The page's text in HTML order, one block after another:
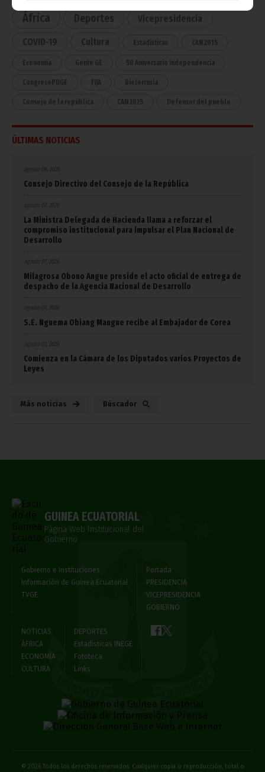
África
Deportes Vicepresidencia
COVID-19 Cultura Estadísticas CAN 2015
Economía Gente GE 50 Aniversario Independencia
CongresoPDGE FIJA Bielorrusia
Consejo de la república CAN 2025 Defensor del pueblo
ÚLTIMAS NOTICIAS
agosto 08, 2026
Consejo Directivo del Consejo de la República
agosto 07, 2026
La Ministra Delegada de Hacienda llama a reforzar el
compromiso institucional para impulsar el Plan Nacional de
Desarrollo
agosto 07, 2026
Milagrosa Obono Angue preside el acto oficial de entrega de
despacho de la Agencia Nacional de Desarrollo
agosto 07, 2026
S.E. Nguema Obiang Mangue recibe al Embajador de Corea
agosto 07, 2026
Comienza en la Cámara de los Diputados varios Proyectos de
Leyes
Más noticias Búscador
GUINEA ECUATORIAL
Página Web Institucional del
Gobierno
Gobierno e Instituciones
Información de Guinea Ecuatorial
TVGE
Portada
PRESIDENCIA
VICEPRESIDENCIA
GOBIERNO
NOTICIAS
ÁFRICA
ECONOMÍA
CULTURA
DEPORTES
Estadísticas INEGE
Fototeca
Links
© 2026 Todos los derechos reservados. Cualquier copia o reproducción, total o